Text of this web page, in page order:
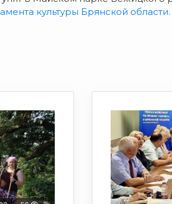
культуры Брянской области.